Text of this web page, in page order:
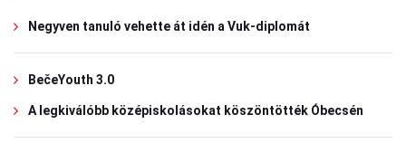
Negyven tanuló vehette át idén a Vuk-diplomát
BečeYouth 3.0
A legkiválóbb középiskolásokat köszöntötték Óbecsén